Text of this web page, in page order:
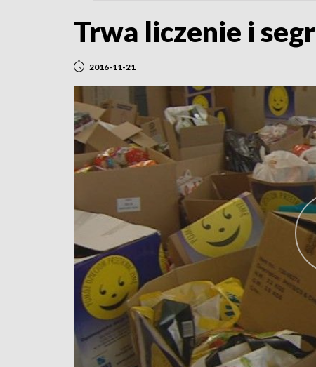
Trwa liczenie i
2016-11-21